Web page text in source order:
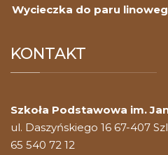
Wycieczka do paru
KONTAKT
Szkoła Podstawowa im.
ul. Daszyńskiego 16 67-407
65 540 72 12